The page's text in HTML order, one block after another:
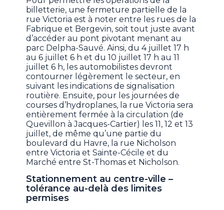
billetterie, une fermeture partielle de la
rue Victoria est à noter entre les rues de la
Fabrique et Bergevin, soit tout juste avant
d’accéder au pont pivotant menant au
parc Delpha-Sauvé. Ainsi, du 4 juillet 17 h
au 6 juillet 6 h et du 10 juillet 17 h au 11
juillet 6 h, les automobilistes devront
contourner légèrement le secteur, en
suivant les indications de signalisation
routière. Ensuite, pour les journées de
courses d’hydroplanes, la rue Victoria sera
entièrement fermée à la circulation (de
Quevillon à Jacques-Cartier) les 11, 12 et 13
juillet, de même qu’une partie du
boulevard du Havre, la rue Nicholson
entre Victoria et Sainte-Cécile et du
Marché entre St-Thomas et Nicholson.
Stationnement au centre-ville –
tolérance au-delà des limites
permises